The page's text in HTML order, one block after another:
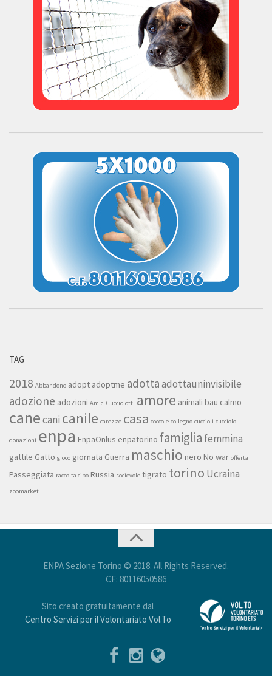
Contatti
TAG
2018 Abbandono adopt adoptme adottaadottauninvisibile
adozione adozioni Amici Cucciolotti amore animali bau calmo
canecani canile carezze casa coccole collegno cuccioli cucciolo
donazioni enpa EnpaOnlus enpatorino famiglia femmina
gattile Gatto gioco giornata Guerra maschio nero No war offerta
Passeggiata raccolta cibo Russia socievole tigrato torino Ucraina
zoomarket
ENPA Sezione Torino © 2018. All Rights Reserved.
CF: 80116050586
Sito creato gratuitamente dal
Centro Servizi per il Volontariato Vol.To